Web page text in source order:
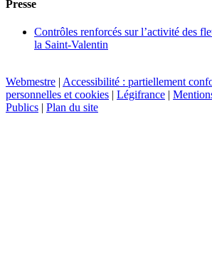
Presse
Contrôles renforcés sur l’activité des
la Saint-Valentin
Webmestre | Accessibilité : partiellement
personnelles et cookies | Légifrance |
Publics | Plan du site